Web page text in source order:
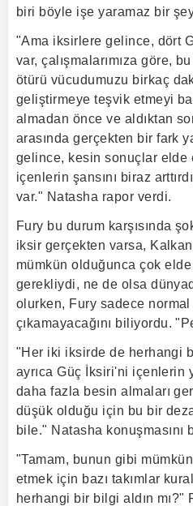
biri böyle işe yaramaz bir
"Ama iksirlere gelince, dört
var, çalışmalarımıza göre,
ötürü vücudumuzu birkaç
geliştirmeye teşvik etmeyi
almadan önce ve aldıktan
arasında gerçekten bir fark
gelince, kesin sonuçlar elde
içenlerin şansını biraz
var." Natasha rapor verdi.
Fury bu durum karşısında
iksir gerçekten varsa,
mümkün olduğunca çok
gerekliydi, ne de olsa
olurken, Fury sadece
çıkamayacağını biliyordu.
"Her iki iksirde de herhangi
ayrıca Güç İksiri'ni içenlerin
daha fazla besin almaları
düşük olduğu için bu bir
bile." Natasha konuşmasını
"Tamam, bunun gibi
etmek için bazı takımlar
herhangi bir bilgi aldın